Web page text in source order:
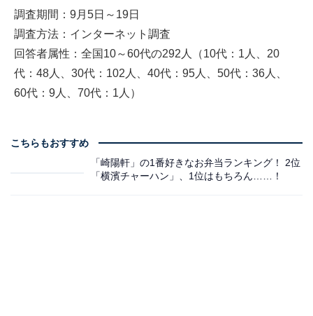
調査期間：9月5日～19日
調査方法：インターネット調査
回答者属性：全国10～60代の292人（10代：1人、20
代：48人、30代：102人、40代：95人、50代：36人、
60代：9人、70代：1人）
こちらもおすすめ
「崎陽軒」の1番好きなお弁当ランキング！ 2位
「横濱チャーハン」、1位はもちろん……！